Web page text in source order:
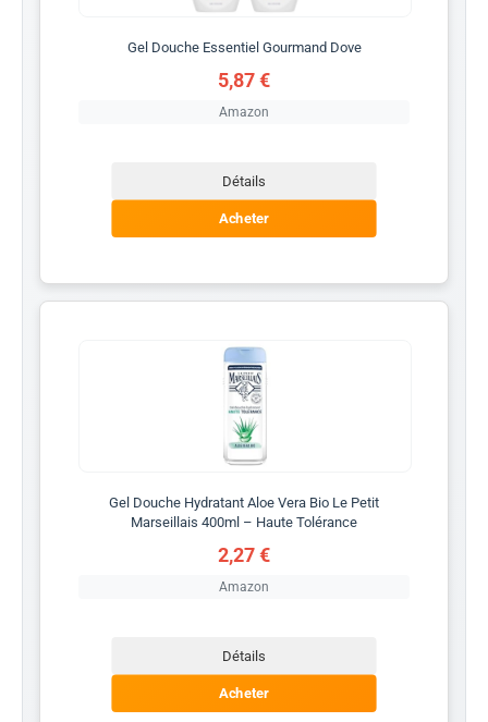
Gel Douche Essentiel Gourmand Dove
5,87 €
Amazon
Détails
Acheter
Gel Douche Hydratant Aloe Vera Bio Le Petit
Marseillais 400ml – Haute Tolérance
2,27 €
Amazon
Détails
Acheter